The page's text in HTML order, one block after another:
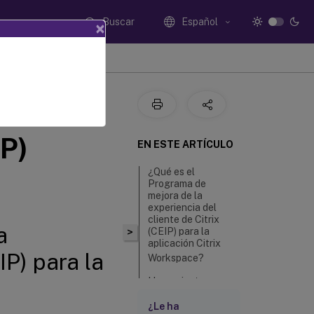
Buscar Español
para la
>
EN ESTE ARTÍCULO
¿Qué es el
Programa de
mejora de la
experiencia del
cliente de Citrix
(CEIP) para la
aplicación Citrix
Workspace?
Herramientas
recopilar datos
¿Le ha
×